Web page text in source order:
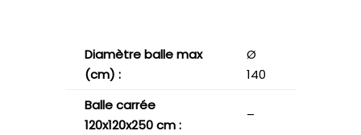
Diamètre balle max
(cm) :
Ø
140
Balle carrée
120x120x250 cm :
–